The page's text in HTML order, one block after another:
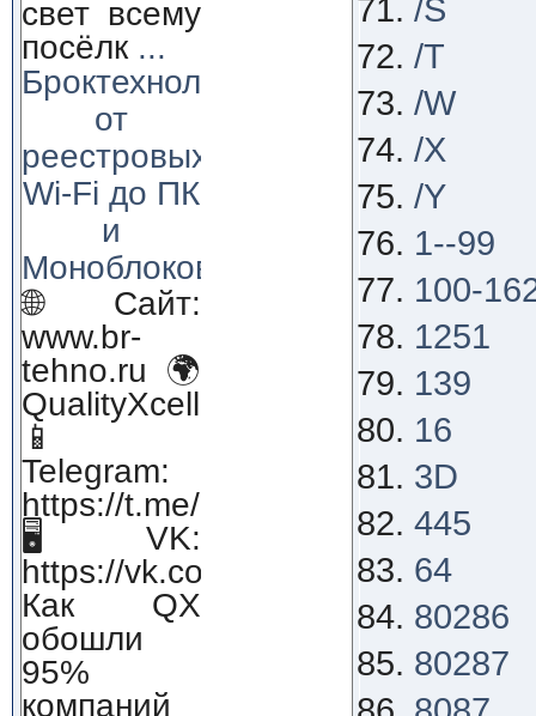
свет всему
посёлк ...
Броктехнолоджи:
от
реестровых
Wi-Fi до ПК
и
Моноблоков!
🌐 Сайт:
www.br-
tehno.ru 🌍
QualityXcellence.ru
📱
Telegram:
https://t.me/qx_lab_IT
🖥 VK:
https://vk.com/qualityxcellenc
Как QX
обошли
95%
компаний
/S
/T
/W
/X
/Y
1--99
100-
1251
139
16
3D
445
64
80286
80287